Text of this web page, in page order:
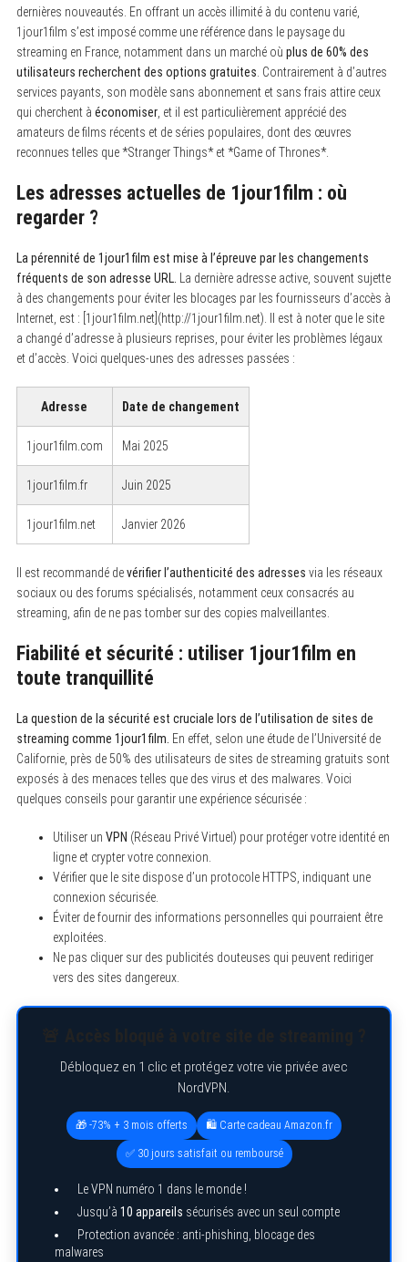
dernières nouveautés. En offrant un accès illimité à du contenu varié,
1jour1film s’est imposé comme une référence dans le paysage du
streaming en France, notamment dans un marché où plus de 60% des
utilisateurs recherchent des options gratuites . Contrairement à d’autres
services payants, son modèle sans abonnement et sans frais attire ceux
qui cherchent à économiser, et il est particulièrement apprécié des
amateurs de films récents et de séries populaires, dont des œuvres
reconnues telles que *Stranger Things* et *Game of Thrones*.
Les adresses actuelles de 1jour1film : où
regarder ?
La pérennité de 1jour1film est mise à l’épreuve par les changements
fréquents de son adresse URL.
La dernière adresse active, souvent sujette
à des changements pour éviter les blocages par les fournisseurs d’accès à
Internet, est : [1jour1film.net](http://1jour1film.net). Il est à noter que le site
a changé d’adresse à plusieurs reprises, pour éviter les problèmes légaux
et d’accès. Voici quelques-unes des adresses passées :
Adresse Date de changement
1jour1film.com Mai 2025
1jour1film.fr Juin 2025
1jour1film.net Janvier 2026
Il est recommandé devérifier l’authenticité des adresses via les réseaux
sociaux ou des forums spécialisés, notamment ceux consacrés au
streaming, afin de ne pas tomber sur des copies malveillantes.
Fiabilité et sécurité : utiliser 1jour1film en
toute tranquillité
La question de la sécurité est cruciale lors de l’utilisation de sites de
streaming comme 1jour1film. En effet, selon une étude de l’Université de
Californie, près de 50% des utilisateurs de sites de streaming gratuits sont
exposés à des menaces telles que des virus et des malwares. Voici
quelques conseils pour garantir une expérience sécurisée :
Utiliser un VPN (Réseau Privé Virtuel) pour protéger votre identité en
ligne et crypter votre connexion.
Vérifier que le site dispose d’un protocole HTTPS, indiquant une
connexion sécurisée.
Éviter de fournir des informations personnelles qui pourraient être
exploitées.
Ne pas cliquer sur des publicités douteuses qui peuvent rediriger
vers des sites dangereux.
Débloquez en 1 clic et protégez votre vie privée avec
NordVPN.
🎁 -73% + 3 mois offerts 🛍️ Carte cadeau Amazon.fr
✅ 30 jours satisfait ou remboursé
Le VPN numéro 1 dans le monde !
Jusqu’à 10 appareils sécurisés avec un seul compte
Protection avancée : anti-phishing, blocage des
malwares
a
r